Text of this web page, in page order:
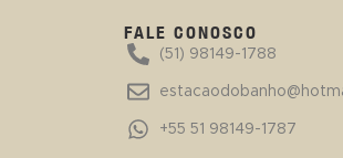
FALE CONOSCO
(51) 98149-1788
+55 51 98149-1787